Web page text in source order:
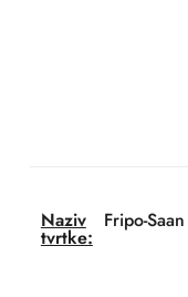
Naziv
tvrtke:
Fripo-